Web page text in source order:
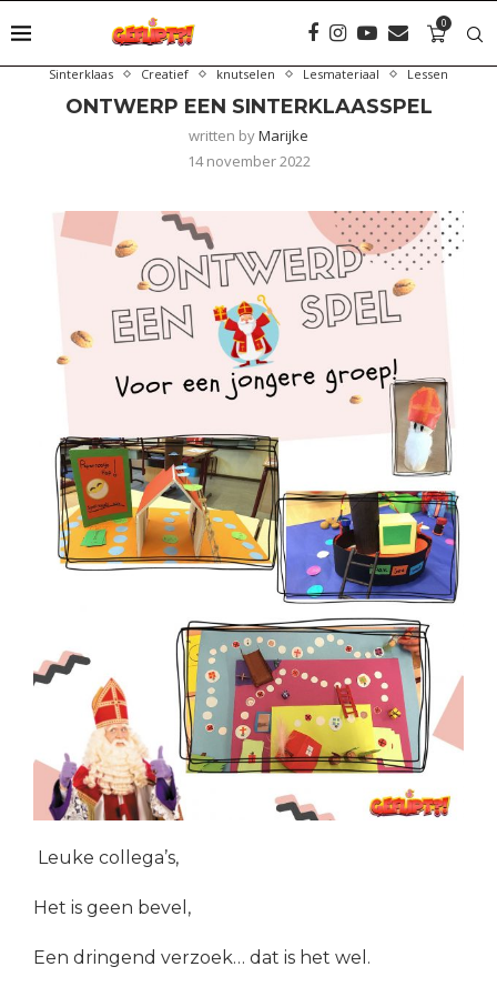
0
Sinterklaas Creatief knutselen Lesmateriaal Lessen
ONTWERP EEN SINTERKLAASSPEL
written byMarijke
14 november 2022
Leuke collega’s,
Het is geen bevel,
Een dringend verzoek… dat is het wel.